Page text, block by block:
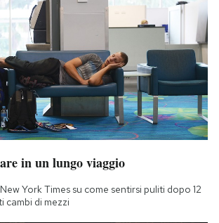
in un lungo viaggio
York Times su come sentirsi puliti dopo 12
cambi di mezzi